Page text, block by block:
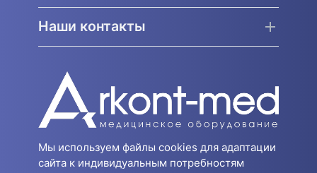
Наши контакты
Мы используем файлы cookies для адаптации
сайта к индивидуальным потребностям